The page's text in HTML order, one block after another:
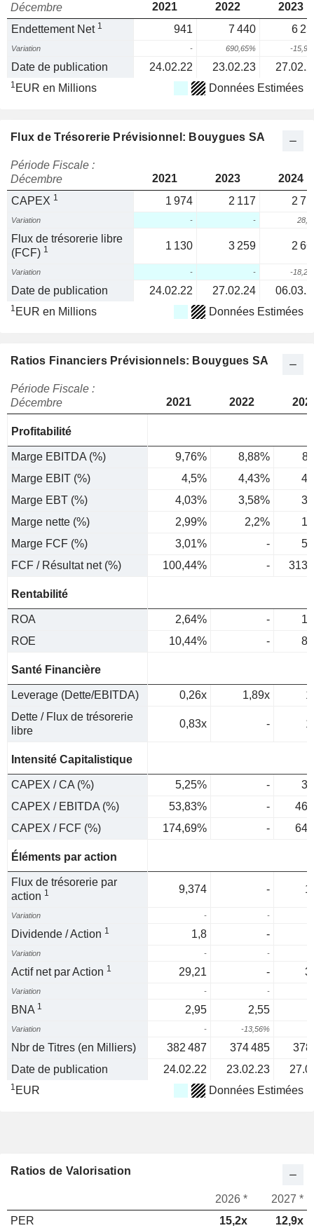
Décembre
2021 2022
2023
Endettement Net 1 941 7 440 6
Variation - 690,65% -
Date de publication 24.02.22 23.02.23
1 EUR en Millions Données Estimées
Flux de Trésorerie Prévisionnel: Bouygues SA
Période Fiscale :
Décembre
2021 2023
2024
CAPEX 1 1 974 2 117 2
Variation - -
Flux de trésorerie libre
(FCF) 1 1 130 3 259 2
Variation - - -
Date de publication 24.02.22 27.02.24
1 EUR en Millions Données Estimées
Ratios Financiers Prévisionnels: Bouygues SA
Période Fiscale :
Décembre
2021 2022
Profitabilité
Marge EBITDA (%) 9,76% 8,88%
Marge EBIT (%)
4,5% 4,43%
Marge EBT (%)
4,03% 3,58%
Marge nette (%)
2,99% 2,2%
Marge FCF (%)
3,01% -
FCF / Résultat net (%)
100,44% -
Rentabilité
ROA 2,64% -
ROE
10,44% -
Santé Financière
Leverage (Dette/EBITDA) 0,26x 1,89x
Dette / Flux de trésorerie
libre
0,83x -
Intensité Capitalistique
CAPEX / CA (%) 5,25% -
CAPEX / EBITDA (%)
53,83% -
CAPEX / FCF (%)
174,69% -
Éléments par action
Flux de trésorerie par
action 1 9,374 -
Variation - -
Dividende / Action 1 1,8 -
Variation - -
Actif net par Action 1 29,21 -
Variation - -
BNA 1 2,95 2,55
Variation - -13,56%
Nbr de Titres (en Milliers) 382 487 374 485
378
Date de publication
24.02.22 23.02.23
1 EUR Données Estimées
Ratios de Valorisation
2026 *
2027 *
PER
15,2x 12,9x